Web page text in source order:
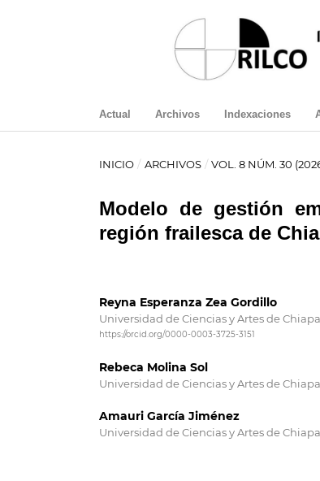
Actual Archivos Indexaciones
INICIO / ARCHIVOS / VOL. 8 NÚM. 30
Modelo de gestión
región frailesca de
Reyna Esperanza Zea Gordillo
Universidad de Ciencias y Artes de
https://orcid.org/0000-0003-3725-3151
Rebeca Molina Sol
Universidad de Ciencias y Artes de
Amauri García Jiménez
Universidad de Ciencias y Artes de